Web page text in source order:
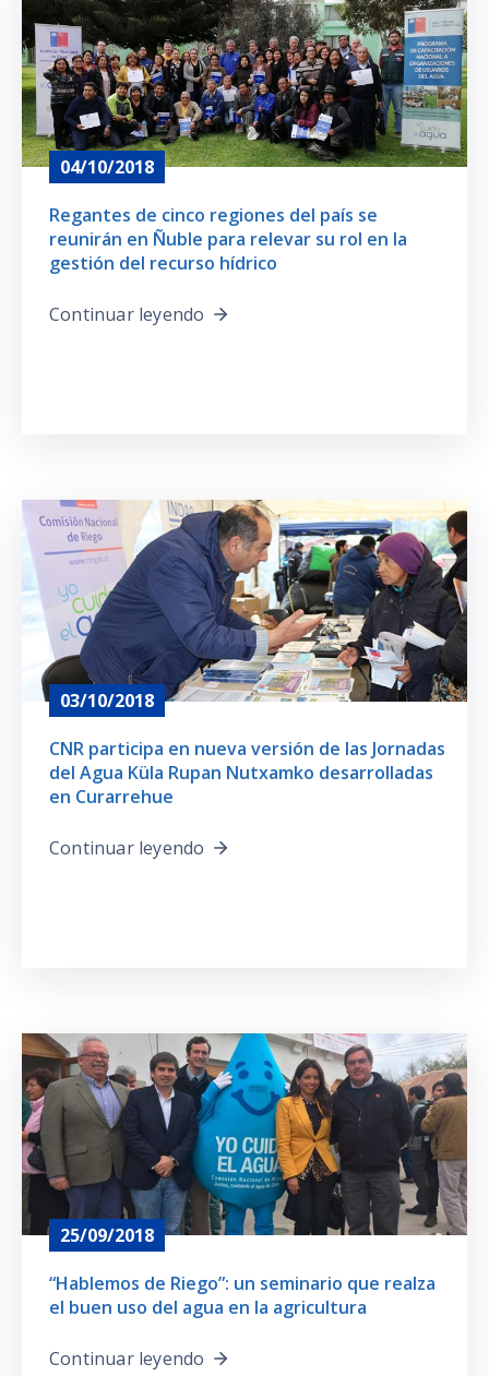
Prensa
04/10/2018
Regantes de cinco regiones del país se
reunirán en Ñuble para relevar su rol en la
gestión del recurso hídrico
Continuar leyendo
03/10/2018
CNR participa en nueva versión de las Jornadas
del Agua Küla Rupan Nutxamko desarrolladas
en Curarrehue
Continuar leyendo
25/09/2018
​“Hablemos de Riego”: un seminario que realza
el buen uso del agua en la agricultura
Continuar leyendo